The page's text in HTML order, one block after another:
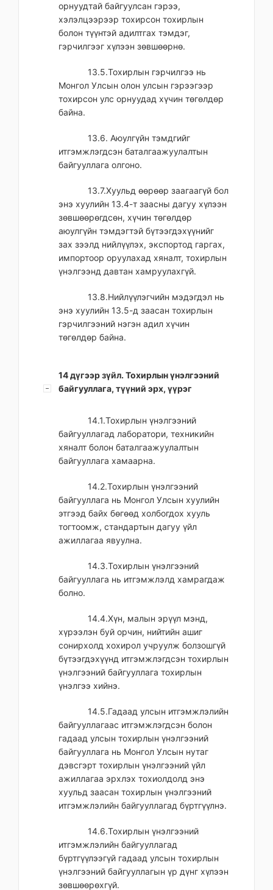
орнуудтай байгуулсан гэрээ,
хэлэлцээрээр тохирсон тохирлын
болон түүнтэй адилтгах тэмдэг,
гэрчилгээг хүлээн зөвшөөрнө.
13.5.Тохирлын гэрчилгээ нь
Монгол Улсын олон улсын гэрээгээр
тохирсон улс орнуудад хүчин төгөлдөр
байна.
13.6. Аюулгүйн тэмдгийг
итгэмжлэгдсэн баталгаажуулалтын
байгууллага олгоно.
13.7.Хуульд өөрөөр заагаагүй бол
энэ хуулийн 13.4-т заасны дагуу хүлээн
зөвшөөрөгдсөн, хүчин төгөлдөр
аюулгүйн тэмдэгтэй бүтээгдэхүүнийг
зах зээлд нийлүүлэх, экспортод гаргах,
импортоор оруулахад хяналт, тохирлын
үнэлгээнд давтан хамруулахгүй.
13.8.Нийлүүлэгчийн мэдэгдэл нь
энэ хуулийн 13.5-д заасан тохирлын
гэрчилгээний нэгэн адил хүчин
төгөлдөр байна.
14 дүгээр зүйл. Тохирлын үнэлгээний
байгууллага, түүний эрх, үүрэг
14.1.Тохирлын үнэлгээний
байгууллагад лаборатори, техникийн
хяналт болон баталгаажуулалтын
байгууллага хамаарна.
14.2.Тохирлын үнэлгээний
байгууллага нь Монгол Улсын хуулийн
этгээд байх бөгөөд холбогдох хууль
тогтоомж, стандартын дагуу үйл
ажиллагаа явуулна.
14.3.Тохирлын үнэлгээний
байгууллага нь итгэмжлэлд хамрагдаж
болно.
14.4.Хүн, малын эрүүл мэнд,
хүрээлэн буй орчин, нийтийн ашиг
сонирхолд хохирол учруулж болзошгүй
бүтээгдэхүүнд итгэмжлэгдсэн тохирлын
үнэлгээний байгууллага тохирлын
үнэлгээ хийнэ.
14.5.Гадаад улсын итгэмжлэлийн
байгууллагаас итгэмжлэгдсэн болон
гадаад улсын тохирлын үнэлгээний
байгууллага нь Монгол Улсын нутаг
дэвсгэрт тохирлын үнэлгээний үйл
ажиллагаа эрхлэх тохиолдолд энэ
хуульд заасан тохирлын үнэлгээний
итгэмжлэлийн байгууллагад бүртгүүлнэ.
14.6.Тохирлын үнэлгээний
итгэмжлэлийн байгууллагад
бүртгүүлээгүй гадаад улсын тохирлын
үнэлгээний байгууллагын үр дүнг хүлээн
зөвшөөрөхгүй.